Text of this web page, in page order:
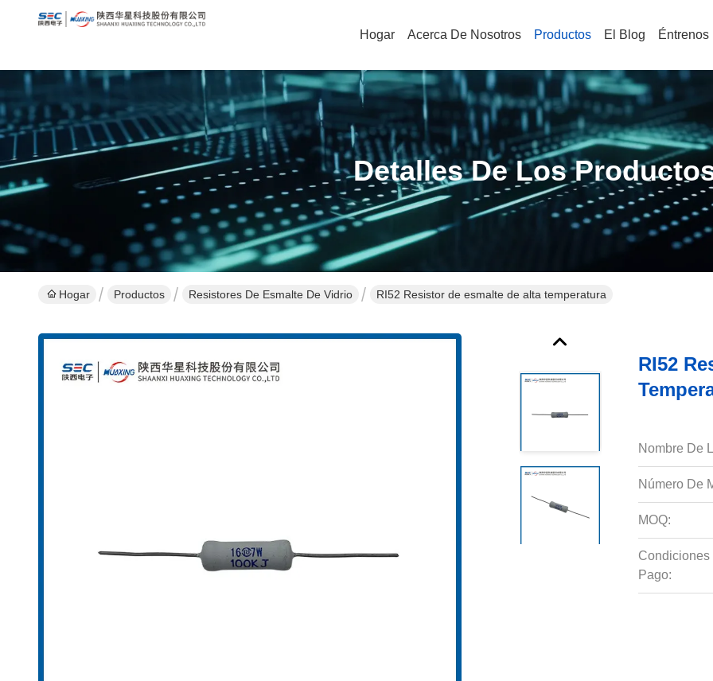
Hogar Acerca De Nosotros Productos El Blog Éntrenos
Detalles De Los
Hogar Productos Resistores De Esmalte De Vidrio RI52 Resistor de esmalte de alta temperatura
RI52
Nombre De
Número De
MOQ:
Condiciones
Pago: